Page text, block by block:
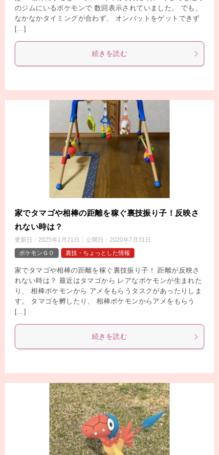
のジムにいるポケモンで 数回表示されていました。 でも、
なかなかタイミングが合わず、 オンバットをゲットできず
[…]
続きを読む
家でタマゴや相棒の距離を稼ぐ裏技振り子！反映さ
れない時は？
更新日： 2025年1月21日 公開日： 2020年7月31日
ポケモンＧＯ
裏技・ちょっとした情報
家でタマゴや相棒の距離を稼ぐ裏技振り子！ 距離が反映さ
れない時は？ 最近はタマゴから レアなポケモンが生まれた
り、 相棒ポケモンから アメをもらうタスクがあったりしま
す。 タマゴを孵したり、 相棒ポケモンからアメをもらう
[…]
続きを読む